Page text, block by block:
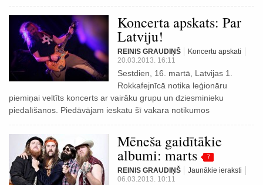
Koncerta apskats: Par
Latviju!
REINIS GRAUDIŅŠ
Koncertu apskati
20.03.2013. 16:11
Sestdien, 16. martā, Latvijas 1.
Rokkafejnīcā notika leģionāru
piemiņai veltīts koncerts ar vairāku grupu un dziesminieku
piedalīšanos. Piedāvājam ieskatu šī vakara notikumos
Mēneša gaidītākie
albumi: marts 7
REINIS GRAUDIŅŠ
Jaunākie ieraksti
06.03.2013. 10:11